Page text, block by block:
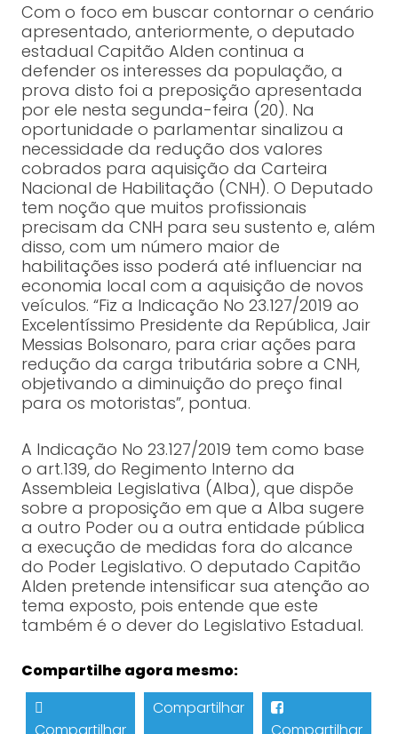
Com o foco em buscar contornar o cenário
apresentado, anteriormente, o deputado
estadual Capitão Alden continua a
defender os interesses da população, a
prova disto foi a preposição apresentada
por ele nesta segunda-feira (20). Na
oportunidade o parlamentar sinalizou a
necessidade da redução dos valores
cobrados para aquisição da Carteira
Nacional de Habilitação (CNH). O Deputado
tem noção que muitos profissionais
precisam da CNH para seu sustento e, além
disso, com um número maior de
habilitações isso poderá até influenciar na
economia local com a aquisição de novos
veículos. “Fiz a Indicação No 23.127/2019 ao
Excelentíssimo Presidente da República, Jair
Messias Bolsonaro, para criar ações para
redução da carga tributária sobre a CNH,
objetivando a diminuição do preço final
para os motoristas”, pontua.
A Indicação No 23.127/2019 tem como base
o art.139, do Regimento Interno da
Assembleia Legislativa (Alba), que dispõe
sobre a proposição em que a Alba sugere
a outro Poder ou a outra entidade pública
a execução de medidas fora do alcance
do Poder Legislativo. O deputado Capitão
Alden pretende intensificar sua atenção ao
tema exposto, pois entende que este
também é o dever do Legislativo Estadual.
Compartilhe agora mesmo:
Compartilhar